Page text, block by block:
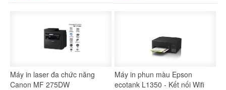
Máy in laser đa chức năng
Canon MF 275DW
Máy in phun màu Epson
ecotank L1350 - Kết nối Wifi